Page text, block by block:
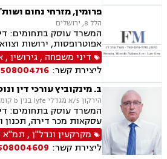
פרומין, מזרחי נחום
הלל 8, ירושלים
המשרד עוסק בתחומים:
אפוטרופסות, ירושות
ייפוי כוח מתמשך, ידועים
הורות חד מינית, הסכמי
עסקאות מכר דירה, נדל"ן,
פינוי
ערבויות ושטרות , פירוקים
מניעה, ליווי עסקי, דיני
רגל, הוצאה לפועל, גביית
תביעות ייצוגיות, דיני
דיני משפחה ,גירושין,
ליצירת קשר:
ב. מינקוביץ עורכי דין
הירקון 5/א מגדלי lyfe בנין b קומה 24, בני ברק
עסקאות מכר דירה, תכנון
בנייה, דיני חוזים, דיני
נוטריון, ייפוי כוח מתמשך,
בינוי, מגרשים לבניה ,
מקרקעין ונדל"ן, תמ"א 38
ליצירת קשר: